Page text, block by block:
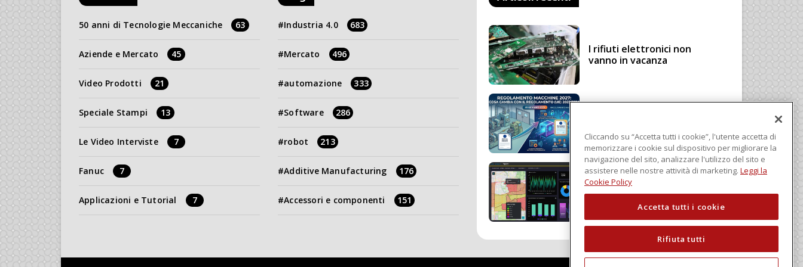
50 anni di Tecnologie Meccaniche 63
Aziende e Mercato 45
Video Prodotti 21
Speciale Stampi 13
Le Video Interviste 7
Fanuc 7
Applicazioni e Tutorial 7
Industria 4.0 683
Mercato 496
automazione 333
Software 286
robot 213
Additive Manufacturing 176
Accessori e componenti 151
I rifiuti elettronici non
vanno in vacanza
Regolamento Macchine
2023/1230
Schneider Electric, una
piattaforma di intelligenza
Cliccando su “Accetta tutti i cookie”, l'utente accetta di
memorizzare i cookie sul dispositivo per migliorare la
navigazione del sito, analizzare l'utilizzo del sito e
assistere nelle nostre attività di marketing. Leggi la
Cookie Policy
Accetta tutti i cookie
Rifiuta tutti